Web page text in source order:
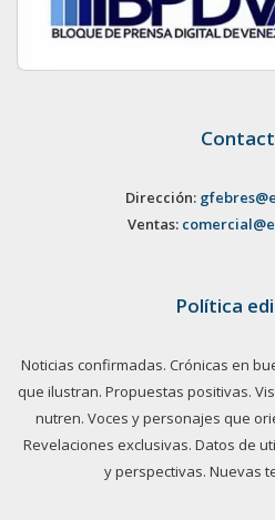
Dirección:
Ventas:
Política
Noticias confirmadas. Crónicas en
que ilustran. Propuestas positivas.
nutren. Voces y personajes que
Revelaciones exclusivas. Datos de
y perspectivas. Nuevas